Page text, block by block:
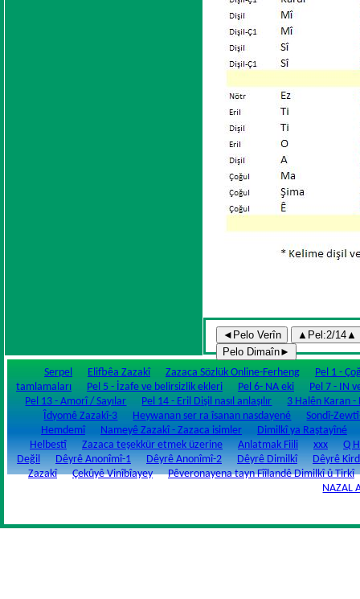
Serpel Elifbêa Zazakî Zazaca Sözlük Online-Ferheng
Pel 1 -
tamlamaları
Pel 5 - İzafe ve belirsizlik ekleri Pel 6- NA eki
Pel 7 - IN
Pel 13 - Amorî / Sayılar
Pel 14 - Eril Dişil nasıl anlaşılır
3 Halên Karan -
Îdyomê Zazakî-3
Heywanan ser ra îsanan nasdayené
Sondî-
Hemdemî
Nameyê Zazakî - Zazaca isimler
Dimilkî ya Raştayîné
Helbestî
Zazaca teşekkür etmek üzerine Anlatmak Fiili xxx
Q
Değil
Dêyrê Anonîmî-1 Dêyrê Anonîmî-2 Dêyrê Dimilkî
Dêyrê
Zazakî
Çekûyê Vinîbîayey
Pêveronayena tayn Fîîlandê Dimilkî û Tirkî
NAZAL